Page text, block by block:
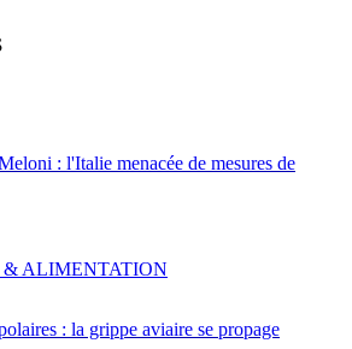
: l'Italie menacée de mesures de
: la grippe aviaire se propage
ALIMENTATION